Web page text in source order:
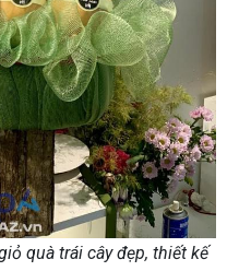
quà trái cây đẹp, thiết kế